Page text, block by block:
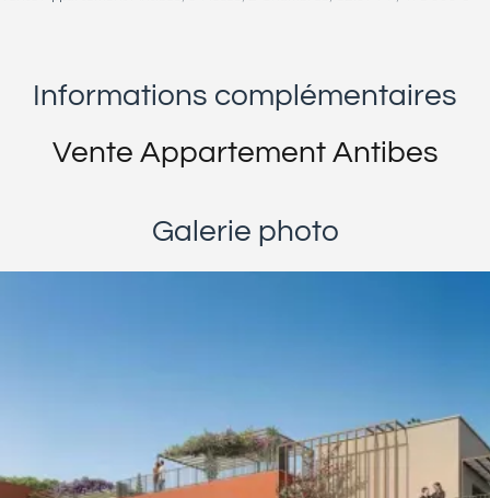
Informations complémentaires
Vente Appartement Antibes
Galerie photo